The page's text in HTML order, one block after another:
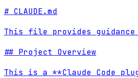
# CLAUDE.md
This file provides
## Project Overview
This is a **Claude Code